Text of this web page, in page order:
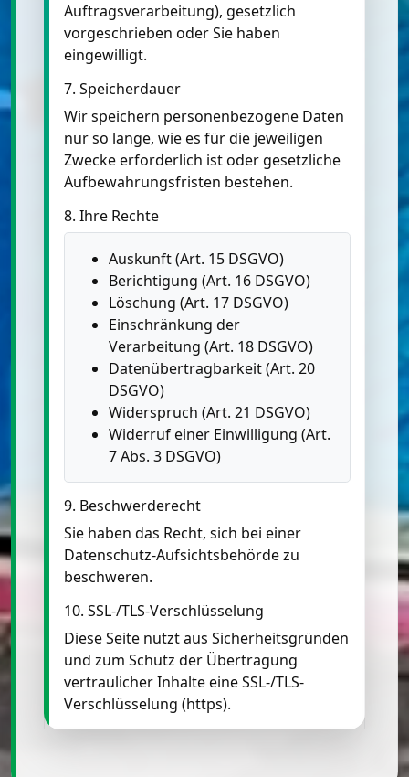
Auftragsverarbeitung), gesetzlich
vorgeschrieben oder Sie haben
eingewilligt.
7. Speicherdauer
Wir speichern personenbezogene Daten
nur so lange, wie es für die jeweiligen
Zwecke erforderlich ist oder gesetzliche
Aufbewahrungsfristen bestehen.
8. Ihre Rechte
Auskunft (Art. 15 DSGVO)
Berichtigung (Art. 16 DSGVO)
Löschung (Art. 17 DSGVO)
Einschränkung der
Verarbeitung (Art. 18 DSGVO)
Datenübertragbarkeit (Art. 20
DSGVO)
Widerspruch (Art. 21 DSGVO)
Widerruf einer Einwilligung (Art.
7 Abs. 3 DSGVO)
9. Beschwerderecht
Sie haben das Recht, sich bei einer
Datenschutz-Aufsichtsbehörde zu
beschweren.
10. SSL-/TLS-Verschlüsselung
Diese Seite nutzt aus Sicherheitsgründen
und zum Schutz der Übertragung
vertraulicher Inhalte eine SSL-/TLS-
Verschlüsselung (https).